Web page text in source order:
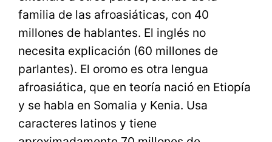
familia de las afroasiáticas, con 40
millones de hablantes. El inglés no
necesita explicación (60 millones de
parlantes). El oromo es otra lengua
afroasiática, que en teoría nació en Etiopía
y se habla en Somalia y Kenia. Usa
caracteres latinos y tiene